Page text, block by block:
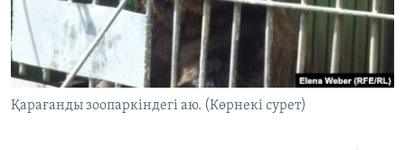
ЖАЗЫЛЫҢЫЗ
Басқа тілдерде
Қарағанды зоопаркіндегі аю. (Көрнекі сурет)